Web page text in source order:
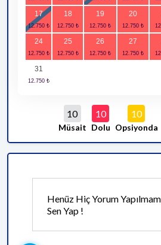
17 18 19 20
24 25 26 27
31
10
Müsait
10
Dolu
10
Opsiyonda
Henüz Hiç Yorum
Sen Yap !